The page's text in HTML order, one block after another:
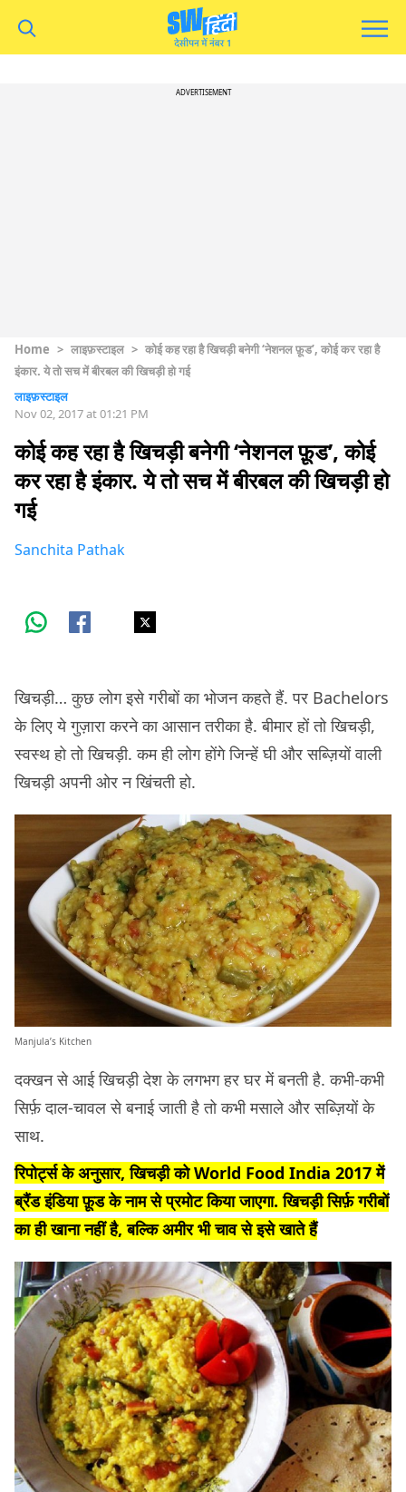
ADVERTISEMENT
Home > लाइफ़स्टाइल > कोई कह रहा है खिचड़ी बनेगी ‘नेशनल फ़ूड’, कोई कर रहा है
इंकार. ये तो सच में बीरबल की खिचड़ी हो गई
लाइफ़स्टाइल
Nov 02, 2017 at 01:21 PM
कोई कह रहा है खिचड़ी बनेगी ‘नेशनल फ़ूड’, कोई
कर रहा है इंकार. ये तो सच में बीरबल की खिचड़ी हो
गई
Sanchita Pathak
खिचड़ी… कुछ लोग इसे गरीबों का भोजन कहते हैं. पर Bachelors
के लिए ये गुज़ारा करने का आसान तरीका है. बीमार हों तो खिचड़ी,
स्वस्थ हो तो खिचड़ी. कम ही लोग होंगे जिन्हें घी और सब्ज़ियों वाली
खिचड़ी अपनी ओर न खिंचती हो.
Manjula’s Kitchen
दक्खन से आई खिचड़ी देश के लगभग हर घर में बनती है. कभी-कभी
सिर्फ़ दाल-चावल से बनाई जाती है तो कभी मसाले और सब्ज़ियों के
साथ.
रिपोर्ट्स के अनुसार, खिचड़ी को World Food India 2017 में
ब्रैंड इंडिया फ़ूड के नाम से प्रमोट किया जाएगा. खिचड़ी सिर्फ़ गरीबों
का ही खाना नहीं है, बल्कि अमीर भी चाव से इसे खाते हैं